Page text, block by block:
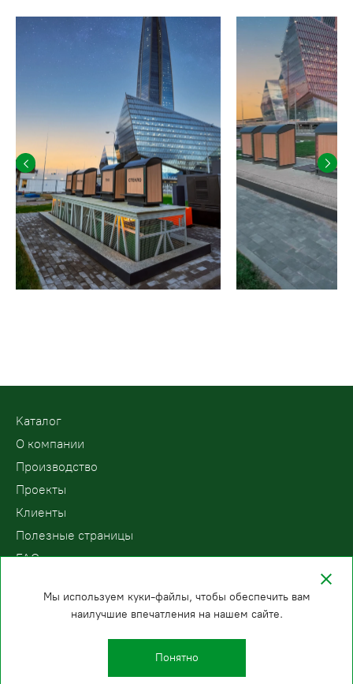
Kаталог
О компании
Производство
Проекты
Клиенты
Полезные страницы
FAQ
8 (800) 200-78-15
E-mail:
Мы используем куки-файлы, чтобы обеспечить вам
наилучшие впечатления на нашем сайте.
Понятно